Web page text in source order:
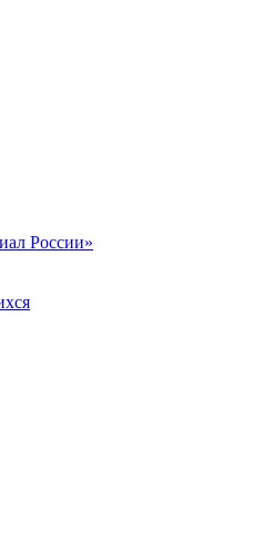
России»